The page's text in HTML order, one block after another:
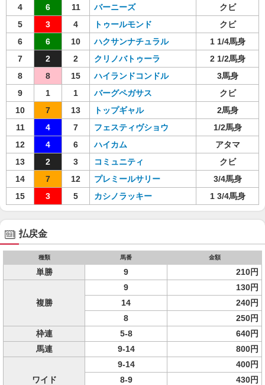
4
6 11 バーニーズ
クビ
5
3 4 トゥールモンド
クビ
6
6 10 ハクサンナチュラル
1 1/4馬身
7
2 2 クリノバトゥーラ
2 1/2馬身
8
8 15 ハイランドコンドル
3馬身
9
1 1 バーグペガサス
クビ
10
7 13 トップギャル
2馬身
11
4 7 フェスティヴショウ
1/2馬身
12
4 6 ハイカム
アタマ
13
2 3 コミュニティ
クビ
14
7 12 プレミールサリー
3/4馬身
15
3 5 カシノラッキー 1 3/4馬身
払戻金
種類 馬番 金額
単勝 9 210円
複勝
9
130円
14
240円
8
250円
枠連
5-8
640円
馬連
9-14 800円
ワイド
9-14
400円
8-9
430円